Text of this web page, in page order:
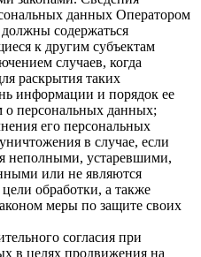
данных Оператором
содержаться
к другим субъектам
случаев, когда
раскрытия таких
информации и порядок ее
о персональных данных;
его персональных
в случае, если
неполными, устаревшими,
или не являются
обработки, а также
меры по защите своих
согласия при
в целях продвижения на